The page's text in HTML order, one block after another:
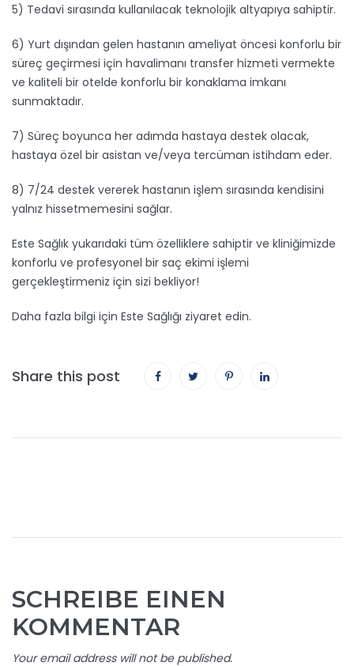
5) Tedavi sırasında kullanılacak teknolojik altyapıya sahiptir.
6) Yurt dışından gelen hastanın ameliyat öncesi konforlu bir
süreç geçirmesi için havalimanı transfer hizmeti vermekte
ve kaliteli bir otelde konforlu bir konaklama imkanı
sunmaktadır.
7) Süreç boyunca her adımda hastaya destek olacak,
hastaya özel bir asistan ve/veya tercüman istihdam eder.
8) 7/24 destek vererek hastanın işlem sırasında kendisini
yalnız hissetmemesini sağlar.
Este Sağlık yukarıdaki tüm özelliklere sahiptir ve kliniğimizde
konforlu ve profesyonel bir saç ekimi işlemi
gerçekleştirmeniz için sizi bekliyor!
Daha fazla bilgi için Este Sağlığı ziyaret edin.
Share this post
SCHREIBE EINEN
KOMMENTAR
Your email address will not be published.